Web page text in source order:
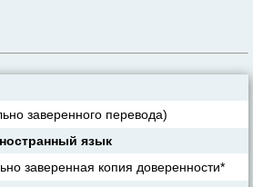
заверенного перевода)
язык
заверенная копия доверенности*